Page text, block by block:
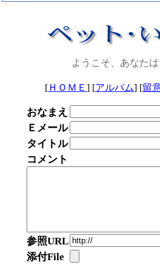
ようこそ、あなたは
[ ＨＯＭＥ ] [アルバム] [留
おなまえ
Ｅメール
タイトル
コメント
参照URL
添付File